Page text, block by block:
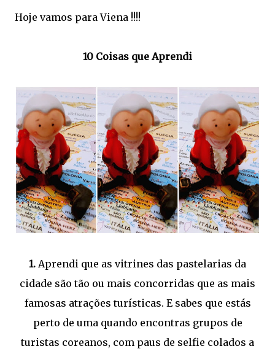
Hoje vamos para Viena !!!!
10 Coisas que Aprendi
1. Aprendi que as vitrines das pastelarias da
cidade são tão ou mais concorridas que as mais
famosas atrações turísticas. E sabes que estás
perto de uma quando encontras grupos de
turistas coreanos, com paus de selfie colados a